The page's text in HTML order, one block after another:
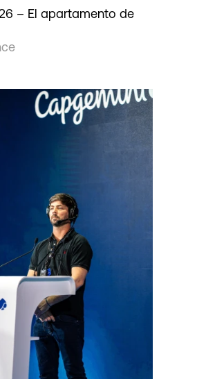
– El apartamento de